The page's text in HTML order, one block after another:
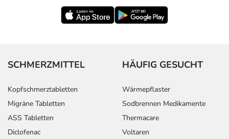
SCHMERZMITTEL
Kopfschmerztabletten
Migräne Tabletten
ASS Tabletten
Diclofenac
HÄUFIG GESUCHT
Wärmepflaster
Sodbrennen Medikamente
Thermacare
Voltaren